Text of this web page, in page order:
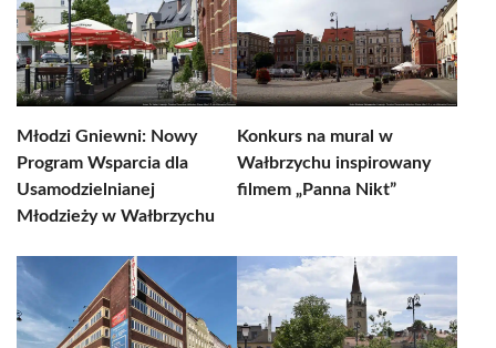
Młodzi Gniewni: Nowy
Program Wsparcia dla
Usamodzielnianej
Młodzieży w Wałbrzychu
Konkurs na mural w
Wałbrzychu inspirowany
filmem „Panna Nikt”